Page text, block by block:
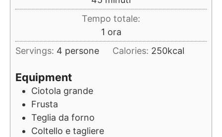
Tempo totale:
1 ora
ora
Servings: 4 persone Calories: 250kcal
Equipment
Ciotola grande
Frusta
Teglia da forno
Coltello e tagliere